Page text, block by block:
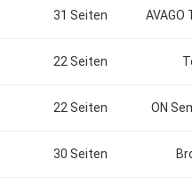
31 Seiten AVAGO
22 Seiten
22 Seiten ON
30 Seiten